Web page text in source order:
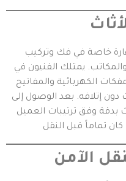
خاصة في فك وتركيب
يمتلك الفنيون في
الكهربائية والمفاتيح
دون إتلافه. بعد الوصول إلى
بدقة وفق ترتيبات العميل
الآمن